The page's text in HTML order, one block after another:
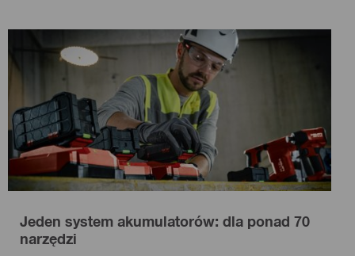
Jeden system akumulatorów: dla ponad 70
narzędzi